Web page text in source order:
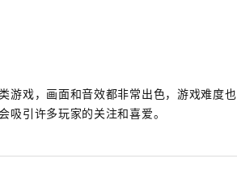
游戏，画面和音效都非常出色，游戏难度也
引许多玩家的关注和喜爱。